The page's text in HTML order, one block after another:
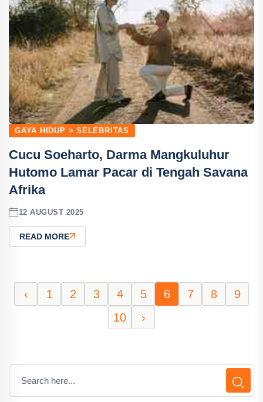
GAYA HIDUP > SELEBRITAS
Cucu Soeharto, Darma Mangkuluhur
Hutomo Lamar Pacar di Tengah Savana
Afrika
12 AUGUST 2025
READ MORE
‹ 1 2 3 4 5 6 7 8
9
10
›